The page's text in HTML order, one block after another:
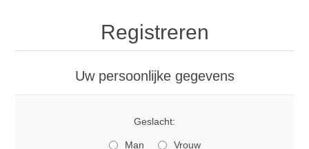
Registreren
Uw persoonlijke gegevens
Geslacht:
Man Vrouw